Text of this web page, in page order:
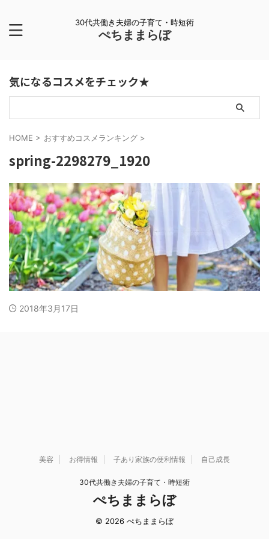
30代共働き夫婦の子育て・時短術
ぺちままらぼ
気になるコスメをチェック★
HOME > おすすめコスメランキング >
spring-2298279_1920
2018年3月17日
美容 お得情報 子あり家族の便利情報 自己成長
30代共働き夫婦の子育て・時短術
ぺちままらぼ
© 2026 ぺちままらぼ